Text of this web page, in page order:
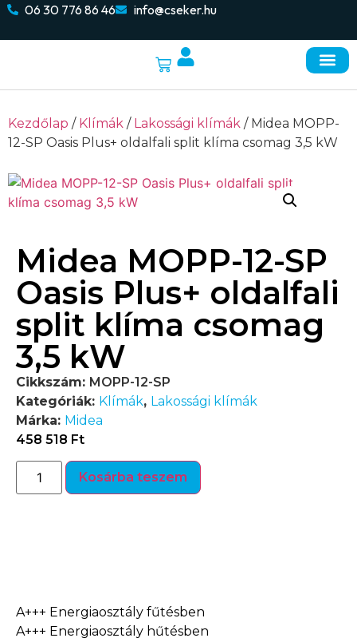
06 30 776 86 46 info@cseker.hu
Kezdőlap / Klímák / Lakossági klímák / Midea MOPP-
12-SP Oasis Plus+ oldalfali split klíma csomag 3,5 kW
Midea MOPP-12-SP
Oasis Plus+ oldalfali
split klíma csomag
3,5 kW
Cikkszám: MOPP-12-SP
Kategóriák: Klímák, Lakossági klímák
Márka: Midea
458 518 Ft
Kosárba teszem
A+++ Energiaosztály fűtésben
A+++ Energiaosztály hűtésben